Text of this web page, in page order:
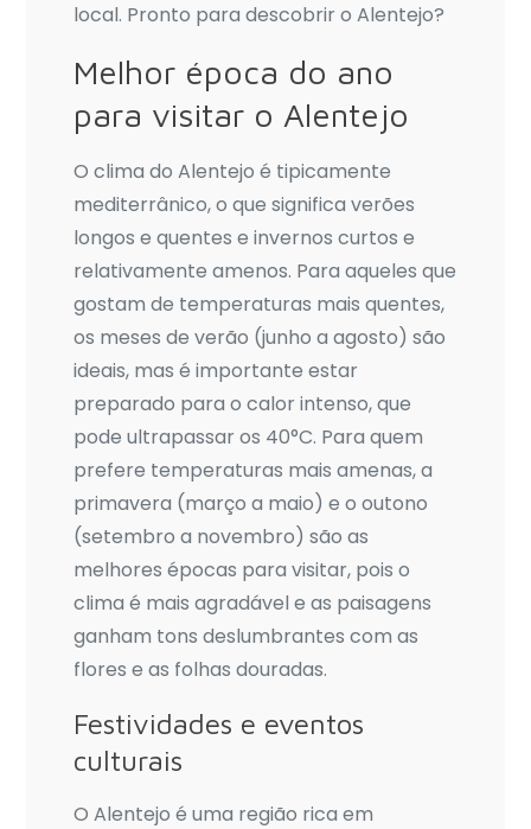
local. Pronto para descobrir o Alentejo?
Melhor época do ano
para visitar o Alentejo
O clima do Alentejo é tipicamente
mediterrânico, o que significa verões
longos e quentes e invernos curtos e
relativamente amenos. Para aqueles que
gostam de temperaturas mais quentes,
os meses de verão (junho a agosto) são
ideais, mas é importante estar
preparado para o calor intenso, que
pode ultrapassar os 40°C. Para quem
prefere temperaturas mais amenas, a
primavera (março a maio) e o outono
(setembro a novembro) são as
melhores épocas para visitar, pois o
clima é mais agradável e as paisagens
ganham tons deslumbrantes com as
flores e as folhas douradas.
Festividades e eventos
culturais
O Alentejo é uma região rica em